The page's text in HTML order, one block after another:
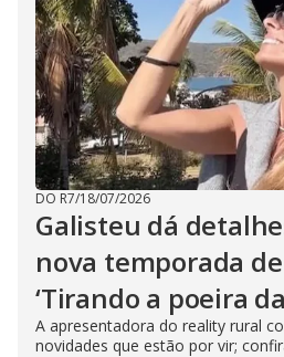
DO R7/18/07/2026
Galisteu dá
nova temporada
‘Tirando a poeira
A apresentadora do reality rural
novidades que estão por vir;